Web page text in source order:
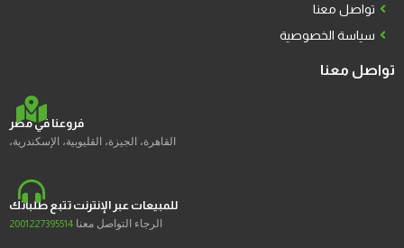
تواصل معنا
سياسة الخصوصية
تواصل معنا
فروعنا في مصر
القاهرة، الجيزة، القليوبية، الإسكندرية،
للمبيعات عبر الإنترنت تتبع طلباتك
الرجاء التواصل معنا 2001227395514